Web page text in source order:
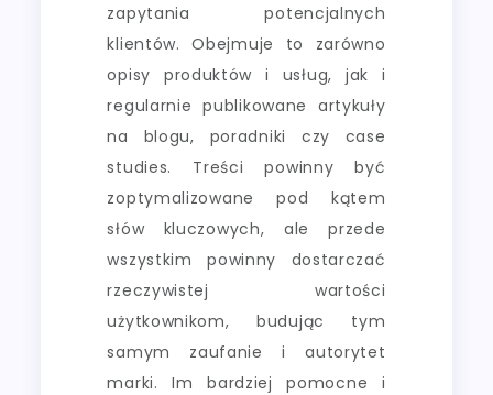
zapytania potencjalnych
klientów. Obejmuje to zarówno
opisy produktów i usług, jak i
regularnie publikowane artykuły
na blogu, poradniki czy case
studies. Treści powinny być
zoptymalizowane pod kątem
słów kluczowych, ale przede
wszystkim powinny dostarczać
rzeczywistej wartości
użytkownikom, budując tym
samym zaufanie i autorytet
marki. Im bardziej pomocne i